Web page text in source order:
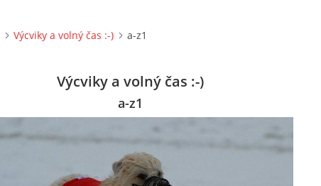
Výcviky a volný čas :-) a-z1
Výcviky a volný čas :-)
a-z1